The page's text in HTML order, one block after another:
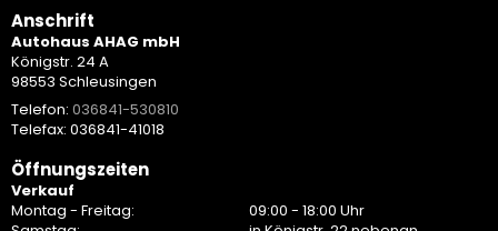
Anschrift
Autohaus AHAG mbH
Königstr. 24 A
98553 Schleusingen
Telefon: 036841-530810
Telefax: 036841-41018
Öffnungszeiten
Verkauf
Montag - Freitag:
09:00 - 18:00 Uhr